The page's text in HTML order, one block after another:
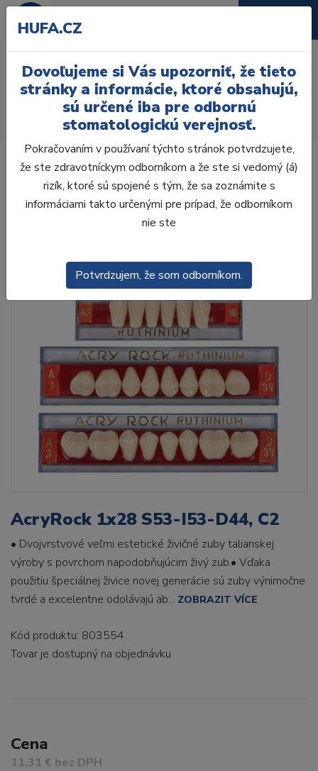
D44, C2
Zuby
AcryRock
AcryRock 1x28 S53-I53-D44, C2
AcryRock 1x28 S53-I53-D44, C2
• Dvojvrstvové veľmi estetické živičné zuby talianskej
výroby s povrchom napodobňujúcim živý zub.• Vďaka
použitiu špeciálnej živice novej generácie sú zuby výnimočne
tvrdé a excelentne odolávajú ab... ZOBRAZIT VÍCE
Kód produktu: 803554
Tovar je dostupný na objednávku
Cena
11,31 € bez DPH
HUFA.CZ
Dovoľujeme si Vás upozorniť, že tieto
stránky a informácie, ktoré obsahujú,
sú určené iba pre odbornú
stomatologickú verejnosť.
Pokračovaním v používaní týchto stránok potvrdzujete,
že ste zdravotníckym odborníkom a že ste si vedomý (á)
rizík, ktoré sú spojené s tým, že sa zoznámite s
informáciami takto určenými pre prípad, že odborníkom
nie ste
Potvrdzujem, že som odborníkom.